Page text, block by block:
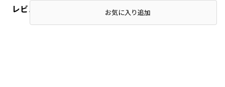
レビュー お気に入り追加